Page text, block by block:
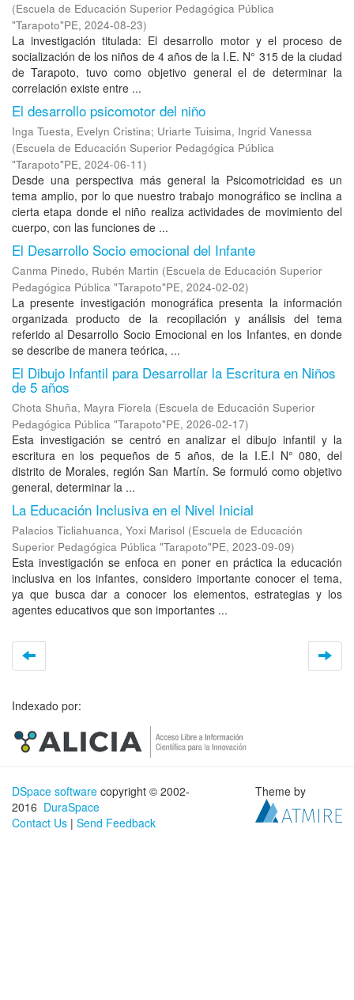
(Escuela de Educación Superior Pedagógica Pública
"Tarapoto"PE, 2024-08-23)
La investigación titulada: El desarrollo motor y el proceso de
socialización de los niños de 4 años de la I.E. N° 315 de la ciudad
de Tarapoto, tuvo como objetivo general el de determinar la
correlación existe entre ...
El desarrollo psicomotor del niño
Inga Tuesta, Evelyn Cristina; Uriarte Tuisima, Ingrid Vanessa
(Escuela de Educación Superior Pedagógica Pública
"Tarapoto"PE, 2024-06-11)
Desde una perspectiva más general la Psicomotricidad es un
tema amplio, por lo que nuestro trabajo monográfico se inclina a
cierta etapa donde el niño realiza actividades de movimiento del
cuerpo, con las funciones de ...
El Desarrollo Socio emocional del Infante
Canma Pinedo, Rubén Martin (Escuela de Educación Superior
Pedagógica Pública "Tarapoto"PE, 2024-02-02)
La presente investigación monográfica presenta la información
organizada producto de la recopilación y análisis del tema
referido al Desarrollo Socio Emocional en los Infantes, en donde
se describe de manera teórica, ...
El Dibujo Infantil para Desarrollar la Escritura en Niños
de 5 años
Chota Shuña, Mayra Fiorela (Escuela de Educación Superior
Pedagógica Pública "Tarapoto"PE, 2026-02-17)
Esta investigación se centró en analizar el dibujo infantil y la
escritura en los pequeños de 5 años, de la I.E.I N° 080, del
distrito de Morales, región San Martín. Se formuló como objetivo
general, determinar la ...
La Educación Inclusiva en el Nivel Inicial
Palacios Ticliahuanca, Yoxi Marisol (Escuela de Educación
Superior Pedagógica Pública "Tarapoto"PE, 2023-09-09)
Esta investigación se enfoca en poner en práctica la educación
inclusiva en los infantes, considero importante conocer el tema,
ya que busca dar a conocer los elementos, estrategias y los
agentes educativos que son importantes ...
Indexado por:
DSpace software copyright © 2002-
2016 DuraSpace
Contact Us | Send Feedback
Theme by